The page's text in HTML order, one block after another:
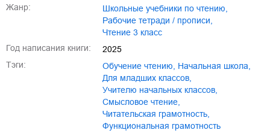
Жанр:
школьные учебники по чтению,
рабочие тетради / прописи,
чтение 3 класс
Год написания книги:
2025
Тэги:
обучение чтению, начальная школа,
для младших классов,
учителю начальных классов,
смысловое чтение,
читательская грамотность,
функциональная грамотность